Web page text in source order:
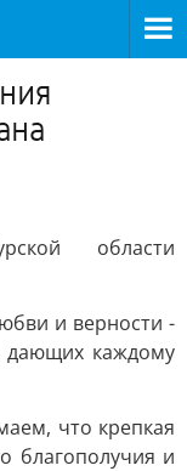
области
и верности -
дающих каждому
что крепкая
благополучия и